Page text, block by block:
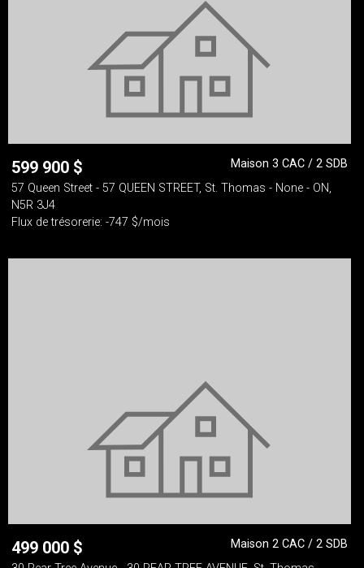
599 900 $
Maison 3 CAC / 2 SDB
57 Queen Street - 57 QUEEN STREET, St. Thomas - None - ON,
N5R 3J4
Flux de trésorerie: -747 $/mois
499 000 $
Maison 2 CAC / 2 SDB